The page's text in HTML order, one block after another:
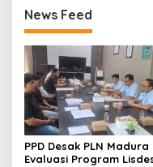
News Feed
PPD Desak PLN Madura
Evaluasi Program